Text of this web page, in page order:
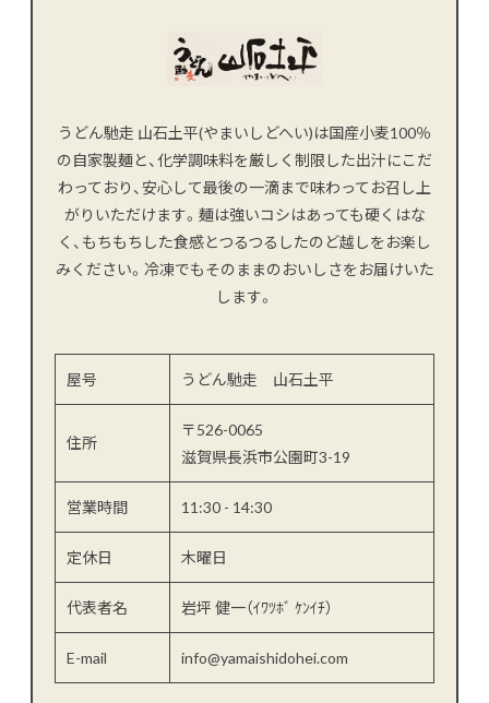
うどん馳走 山石土平(やまいしどへい)は国産小麦100％
の自家製麺と、化学調味料を厳しく制限した出汁にこだ
わっており、安心して最後の一滴まで味わってお召し上
がりいただけます。麺は強いコシはあっても硬くはな
く、もちもちした食感とつるつるしたのど越しをお楽し
みください。冷凍でもそのままのおいしさをお届けいた
します。
屋号 うどん馳走 山石土平
住所
〒526-0065
滋賀県長浜市公園町3-19
営業時間 11:30 - 14:30
定休日 木曜日
代表者名 岩坪 健一（ｲﾜﾂﾎﾞ ｹﾝｲﾁ）
E-mail info@yamaishidohei.com